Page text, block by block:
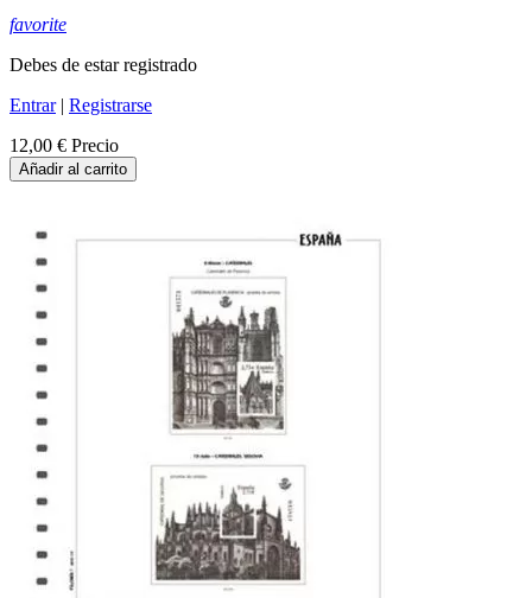
favorite
Debes de estar registrado
Entrar| Registrarse
12,00 € Precio
Añadir al carrito